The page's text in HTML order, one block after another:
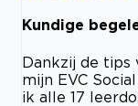
Kundige
Dankzij de tips
mijn EVC
ik alle 17